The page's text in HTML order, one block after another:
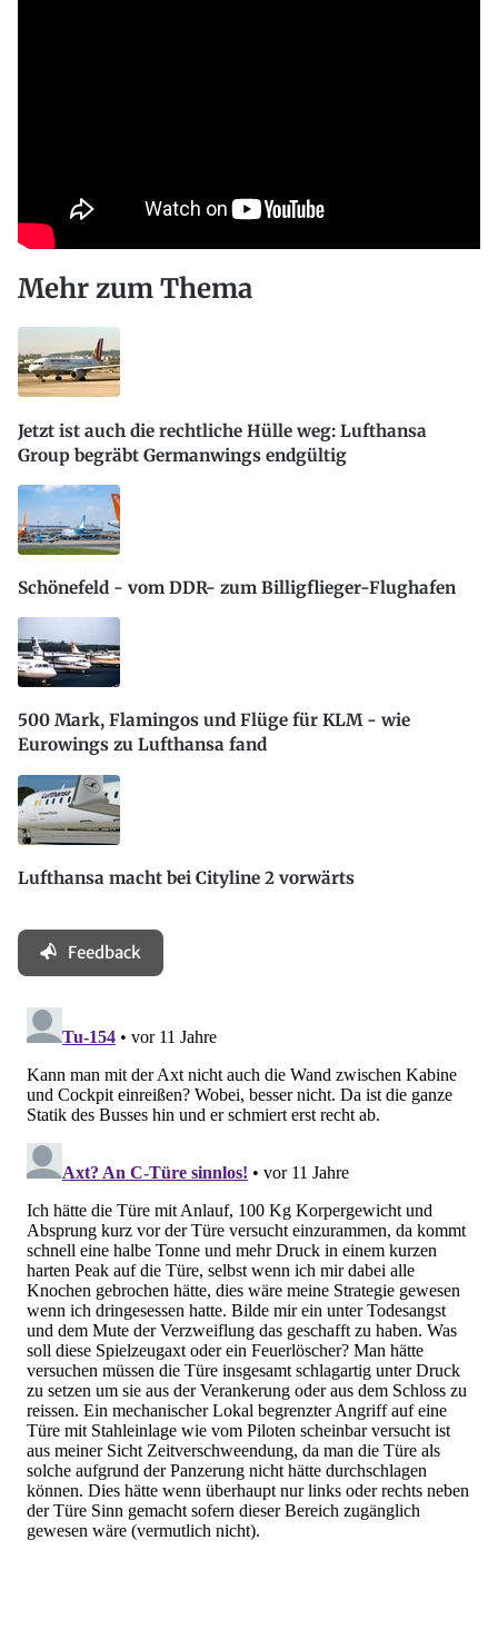
Mehr zum Thema
Jetzt ist auch die rechtliche Hülle weg: Lufthansa
Group begräbt Germanwings endgültig
Schönefeld - vom DDR- zum Billigflieger-Flughafen
500 Mark, Flamingos und Flüge für KLM - wie
Eurowings zu Lufthansa fand
Lufthansa macht bei Cityline 2 vorwärts
Feedback